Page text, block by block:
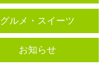
グルメ・スイーツ
お知らせ